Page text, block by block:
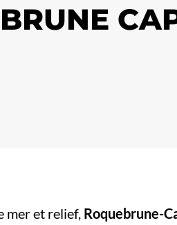
mer et relief, Roquebrune-